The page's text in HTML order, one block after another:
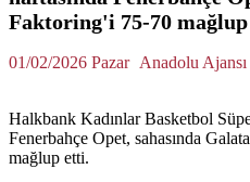
Faktoring'i 75-70
01/02/2026 Pazar Anadolu Ajansı
Halkbank Kadınlar Basketbol
Fenerbahçe Opet, sahasında
mağlup etti.